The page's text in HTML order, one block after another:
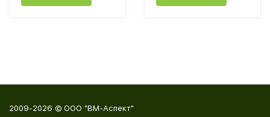
2009-2026 © ООО "ВМ-Аспект"